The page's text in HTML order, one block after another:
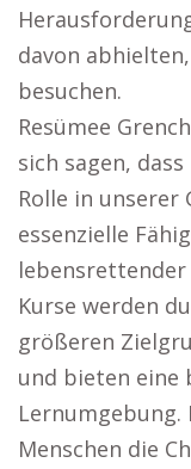
davon
besuchen.
Resümee
sich sagen,
Rolle in unserer
essenzielle
lebensrettender
Kurse werden
größeren
und bieten eine
Menschen die